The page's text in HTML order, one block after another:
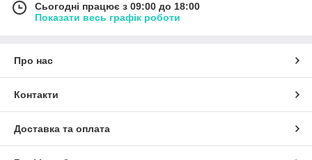
Сьогодні працює з 09:00 до 18:00
Показати весь графік роботи
Про нас
Контакти
Доставка та оплата